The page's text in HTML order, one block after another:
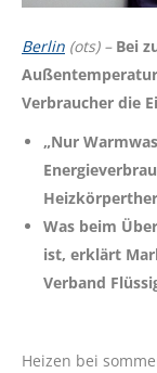
Berlin (ots) – Bei
Verbraucher die
„Nur
Was beim
ist, erklärt
Verband
Heizen bei